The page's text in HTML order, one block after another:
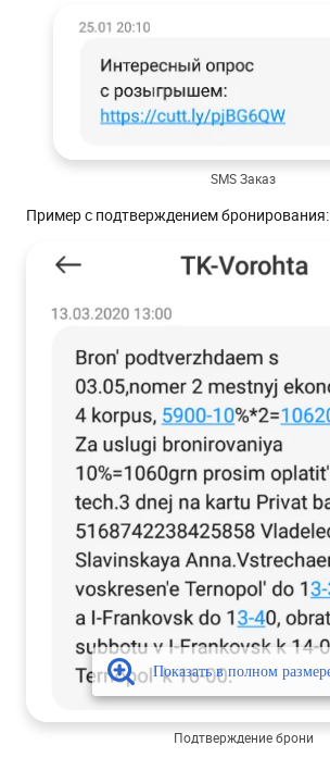
SMS Заказ
Пример с подтверждением бронирования:
Подтверждение брони